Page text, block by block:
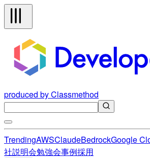
produced by Classmethod
TrendingAWSClaudeBedrockGoogle
社説明会勉強会事例採用